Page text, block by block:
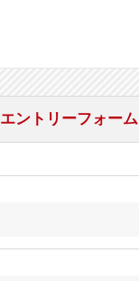
エントリーフォーム